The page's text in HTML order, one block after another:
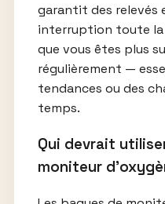
garantit des relevés
interruption toute la
que vous êtes plus
régulièrement —
tendances ou des
temps.
Qui devrait
moniteur